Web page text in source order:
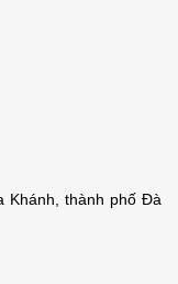
Khánh, thành phố Đà